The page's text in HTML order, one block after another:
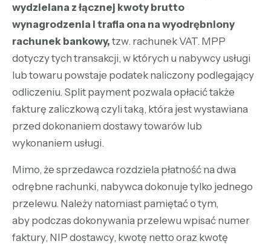
wydzielana z łącznej kwoty brutto
wynagrodzenia i trafia ona na wyodrębniony
rachunek bankowy, tzw. rachunek VAT. MPP
dotyczy tych transakcji, w których u nabywcy usługi
lub towaru powstaje podatek naliczony podlegający
odliczeniu. Split payment pozwala opłacić także
fakturę zaliczkową czyli taką, która jest wystawiana
przed dokonaniem dostawy towarów lub
wykonaniem usługi.
Mimo, że sprzedawca rozdziela płatność na dwa
odrębne rachunki, nabywca dokonuje tylko jednego
przelewu. Należy natomiast pamiętać o tym,
aby podczas dokonywania przelewu wpisać numer
faktury, NIP dostawcy, kwotę netto oraz kwotę